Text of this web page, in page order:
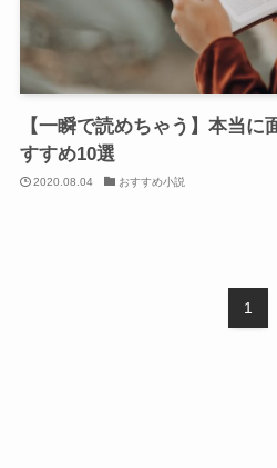
【一瞬で読めちゃう】本当
すすめ10選
2020.08.04 おすすめ小説
1